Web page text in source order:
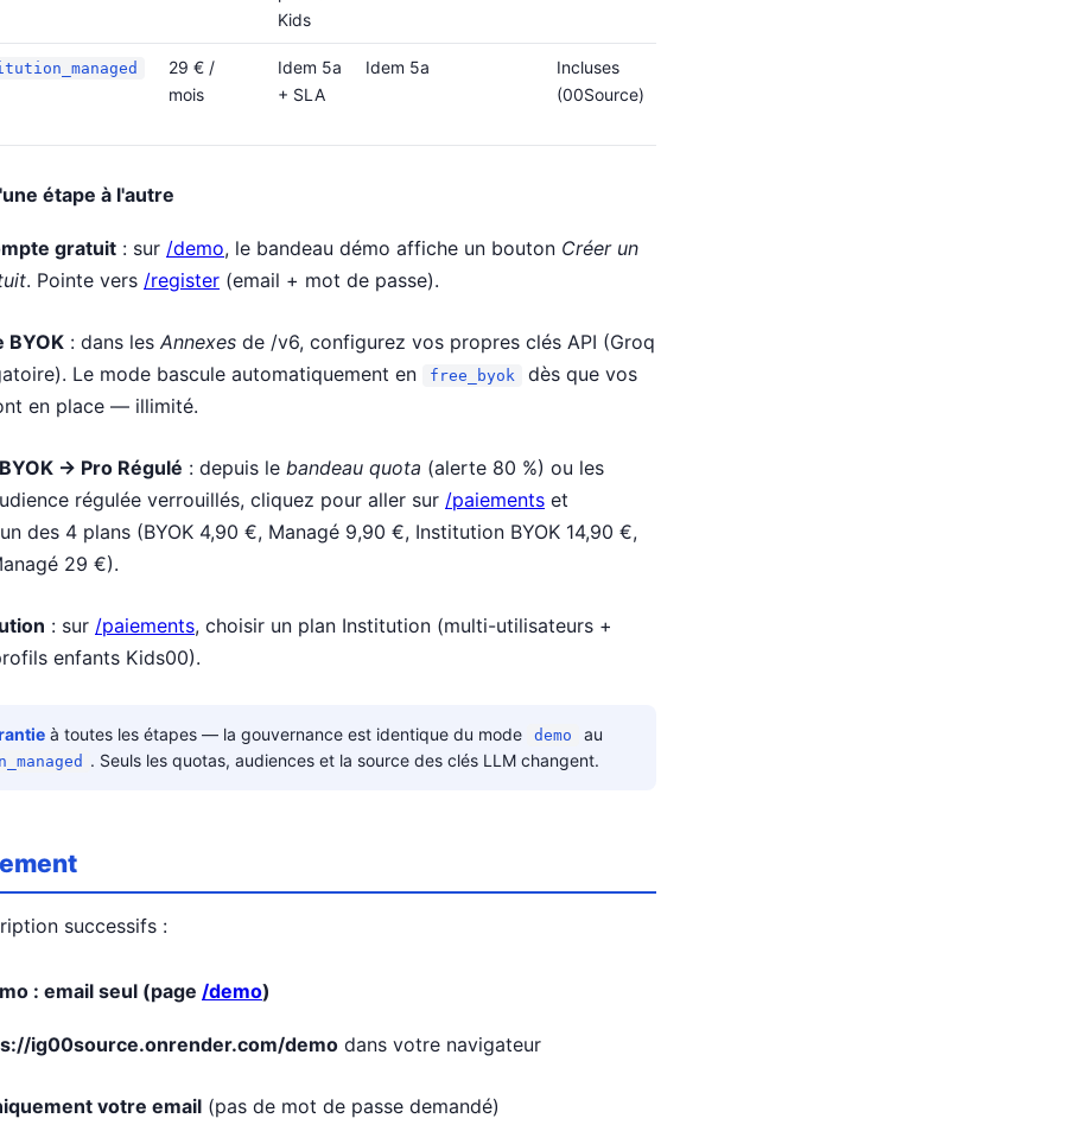
Kids
29 € /
mois
Idem 5a
+ SLA
Idem 5a
Incluses
(00Source)
étape à l'autre
gratuit : sur /demo, le bandeau démo affiche un bouton Créer un
. Pointe vers /register (email + mot de passe).
BYOK : dans les Annexes de /v6, configurez vos propres clés API (Groq
Le mode bascule automatiquement en
free_byok
dès que vos
en place — illimité.
→ Pro Régulé : depuis le bandeau quota (alerte 80 %) ou les
régulée verrouillés, cliquez pour aller sur /paiements et
des 4 plans (BYOK 4,90 €, Managé 9,90 €, Institution BYOK 14,90 €,
29 €).
: sur /paiements, choisir un plan Institution (multi-utilisateurs +
enfants Kids00).
à toutes les étapes — la gouvernance est identique du mode demo
au
. Seuls les quotas, audiences et la source des clés LLM changent.
successifs :
: email seul (page /demo)
ig00source.onrender.com/demo dans votre navigateur
votre email (pas de mot de passe demandé)